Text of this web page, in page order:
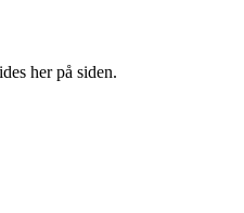
her på siden.